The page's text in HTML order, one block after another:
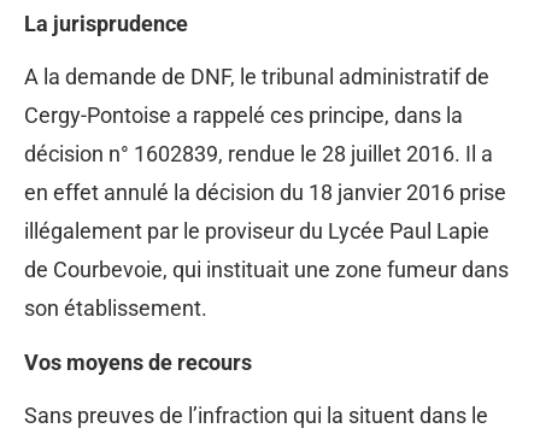
La jurisprudence
A la demande de DNF, le tribunal administratif de
Cergy-Pontoise a rappelé ces principe, dans la
décision n° 1602839, rendue le 28 juillet 2016. Il a
en effet annulé la décision du 18 janvier 2016 prise
illégalement par le proviseur du Lycée Paul Lapie
de Courbevoie, qui instituait une zone fumeur dans
son établissement.
Vos moyens de recours
Sans preuves de l’infraction qui la situent dans le